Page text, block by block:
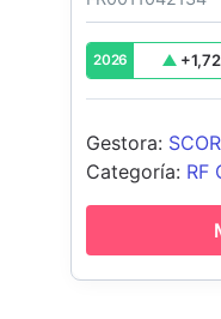
2026 +1,72
Gestora:
Categoría: RF